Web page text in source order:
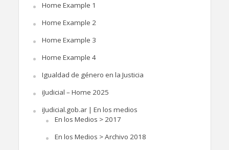
Home Example 1
Home Example 2
Home Example 3
Home Example 4
Igualdad de género en la Justicia
iJudicial – Home 2025
iJudicial.gob.ar | En los medios
En los Medios > 2017
En los Medios > Archivo 2018